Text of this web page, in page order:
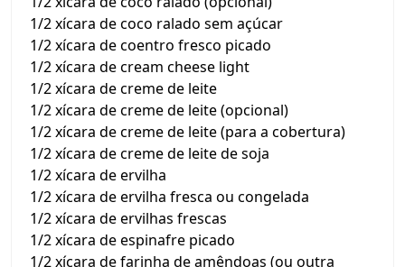
1/2 xícara de coco ralado sem açúcar
1/2 xícara de coentro fresco picado
1/2 xícara de cream cheese light
1/2 xícara de creme de leite
1/2 xícara de creme de leite (opcional)
1/2 xícara de creme de leite (para a cobertura)
1/2 xícara de creme de leite de soja
1/2 xícara de ervilha
1/2 xícara de ervilha fresca ou congelada
1/2 xícara de ervilhas frescas
1/2 xícara de espinafre picado
1/2 xícara de farinha de amêndoas (ou outra